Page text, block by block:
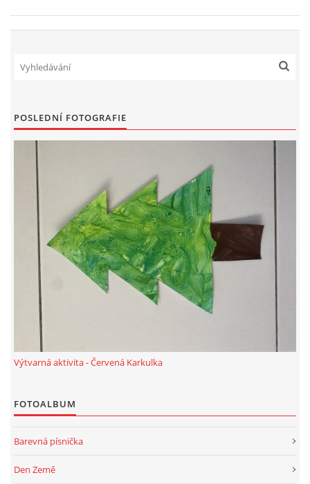
BÁSNĚ K TÉMATU JARO
POHYBOVÉ AKTIVITY NA TÉMA JARO
PÍSNĚ K TÉMATU LÉTO
BÁSNĚ K TÉMATU LÉTO
POHYBOVÉ AKTIVITY NA TÉMA LÉTO
PÍSNĚ K TÉMATU PODZIM
PÍSNĚ K TÉMATU ZIMA
POSLEDNÍ FOTOGRAFIE
Výtvarná aktivita - Červená Karkulka
FOTOALBUM
Barevná písnička
Den Země